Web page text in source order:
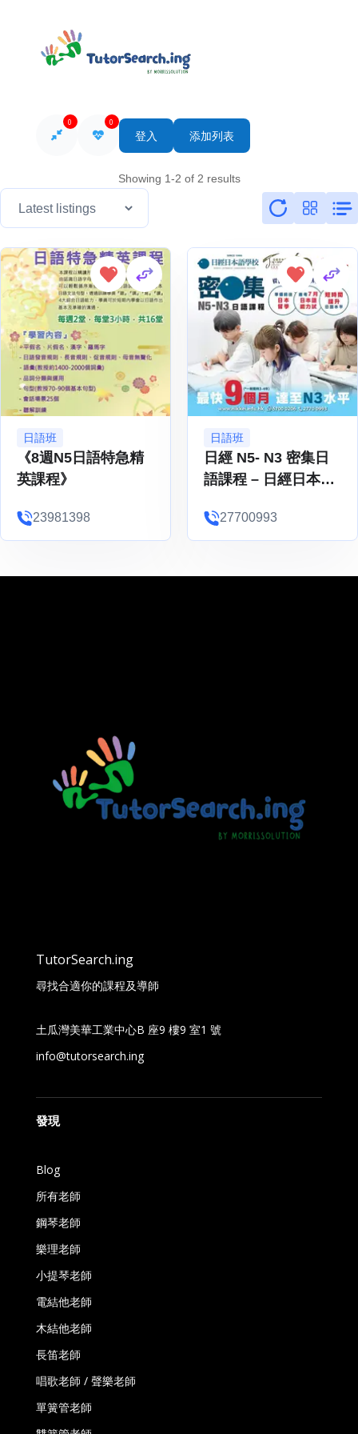
0 0
登入 添加列表
Showing 1-2 of 2 results
日語班
《8週N5日語特急精
英課程》
23981398
日語班
日經 N5- N3 密集日
語課程 – 日經日本語
Japanese Language
School
27700993
TutorSearch.ing
尋找合適你的課程及導師
土瓜灣美華工業中心B 座9 樓9 室1 號
info@tutorsearch.ing
發現
Blog
所有老師
鋼琴老師
樂理老師
小提琴老師
電結他老師
木結他老師
長笛老師
唱歌老師 / 聲樂老師
單簧管老師